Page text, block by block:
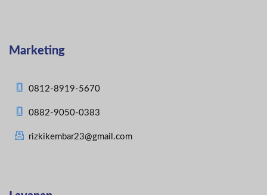
Marketing
0812-8919-5670
0882-9050-0383
rizkikembar23@gmail.com